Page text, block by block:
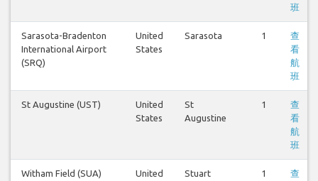
班
Sarasota-Bradenton
International Airport
(SRQ)
United
States
Sarasota 1
查
看
航
班
St Augustine (UST)
United
States
St
Augustine
1
查
看
航
班
Witham Field (SUA)
United
Stuart 1
查